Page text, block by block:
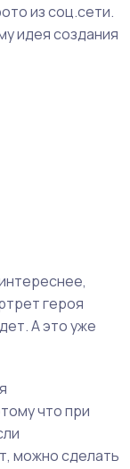
из соц.сети.
идея создания
героя
А это уже
что при
можно сделать